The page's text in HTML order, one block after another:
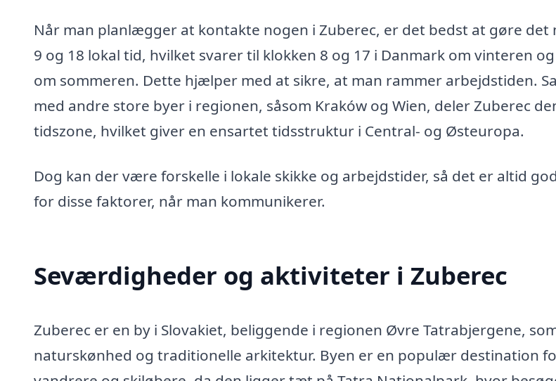
Når man planlægger at kontakte nogen i Zuberec, er det bedst at gøre det
9 og 18 lokal tid, hvilket svarer til klokken 8 og 17 i Danmark om vinteren
om sommeren. Dette hjælper med at sikre, at man rammer arbejdstiden.
med andre store byer i regionen, såsom Kraków og Wien, deler Zuberec
tidszone, hvilket giver en ensartet tidsstruktur i Central- og Østeuropa.
Dog kan der være forskelle i lokale skikke og arbejdstider, så det er altid
for disse faktorer, når man kommunikerer.
Seværdigheder og aktiviteter i Zuberec
Zuberec er en by i Slovakiet, beliggende i regionen Øvre Tatrabjergene,
naturskønhed og traditionelle arkitektur. Byen er en populær destination